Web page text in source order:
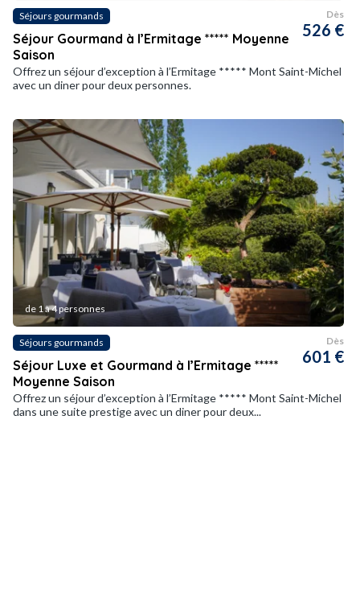
Séjours gourmands
Séjour Gourmand à l’Ermitage ***** Moyenne
Saison
Dès
526 €
Offrez un séjour d’exception à l’Ermitage ***** Mont Saint-Michel
avec un diner pour deux personnes.
de 1 à 4 personnes
Séjours gourmands
Séjour Luxe et Gourmand à l’Ermitage *****
Moyenne Saison
Dès
601 €
Offrez un séjour d’exception à l’Ermitage ***** Mont Saint-Michel
dans une suite prestige avec un diner pour deux...